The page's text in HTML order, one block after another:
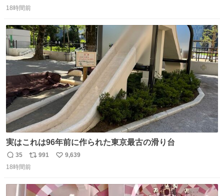
引き取り手を探しております この2つは私の祖母が当初一
さで亡くなりましたが、この家具達をとても大切にしてお
りました 続く↓
信
ポ
ト
数
数
18時間前
実はこれは96年前に作られた東京最古の滑り台
返
信
35
リ
ポ
ト
991
い
9,639
18時間前